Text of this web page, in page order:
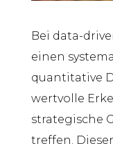
Bei data-
einen
quantitative
wertvolle
strategische
treffen.